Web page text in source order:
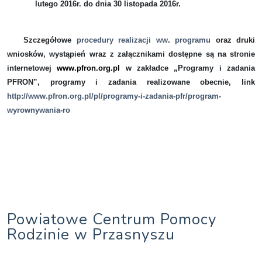
lutego 2016r. do dnia 30 listopada 2016r.
Szczegółowe procedury realizacji ww. programu oraz druki
wniosków, wystąpień wraz z załącznikami dostępne są na stronie
internetowejwww.pfron.org.pl
w zakładce „Programy i zadania
PFRON”, programy i zadania realizowane obecnie, link
http://www.pfron.org.pl/pl/programy-i-zadania-pfr/program-
wyrownywania-ro
Powiatowe Centrum Pomocy
Rodzinie w Przasnyszu